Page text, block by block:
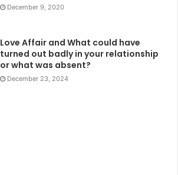
December 9, 2020
Love Affair and What could have
turned out badly in your relationship
or what was absent?
December 23, 2024